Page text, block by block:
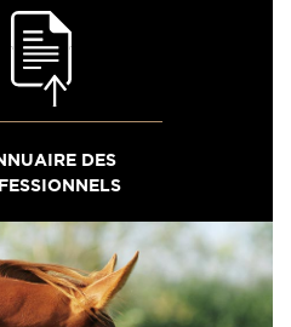
DES